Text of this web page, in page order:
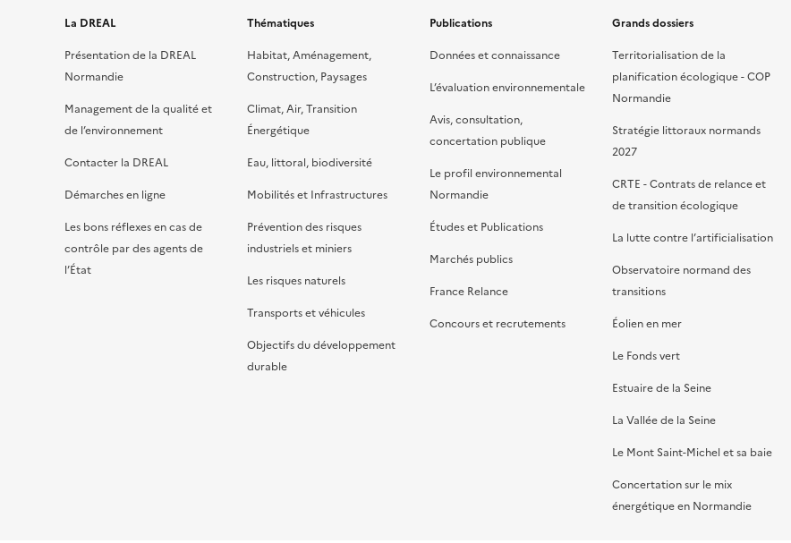
La DREAL
Présentation de la DREAL
Normandie
Management de la qualité et
de l’environnement
Contacter la DREAL
Démarches en ligne
Les bons réflexes en cas de
contrôle par des agents de
l’État
Thématiques
Habitat, Aménagement,
Construction, Paysages
Climat, Air, Transition
Énergétique
Eau, littoral, biodiversité
Mobilités et Infrastructures
Prévention des risques
industriels et miniers
Les risques naturels
Transports et véhicules
Objectifs du développement
durable
Publications
Données et connaissance
L’évaluation environnementale
Avis, consultation,
concertation publique
Le profil environnemental
Normandie
Études et Publications
Marchés publics
France Relance
Concours et recrutements
Grands dossiers
Territorialisation de la
planification écologique - COP
Normandie
Stratégie littoraux normands
2027
CRTE - Contrats de relance et
de transition écologique
La lutte contre l’artificialisation
Observatoire normand des
transitions
Éolien en mer
Le Fonds vert
Estuaire de la Seine
La Vallée de la Seine
Le Mont Saint-Michel et sa baie
Concertation sur le mix
énergétique en Normandie